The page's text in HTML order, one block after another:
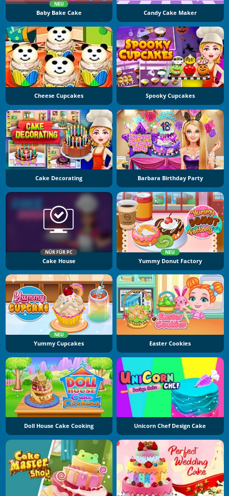
NEU
Baby Bake Cake Candy Cake Maker
Cheese Cupcakes Spooky Cupcakes
Cake Decorating Barbara Birthday Party
NÜR FÜR PC
Cake House
NEU
Yummy Donut Factory
NEU
Yummy Cupcakes Easter Cookies
Doll House Cake Cooking Unicorn Chef Design Cake